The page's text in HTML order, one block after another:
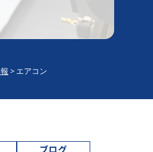
> エアコン
ブログ